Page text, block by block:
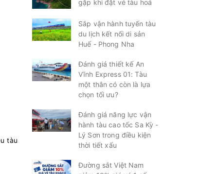
tàu
gặp khi đặt vé tàu hoả
Sắp vận hành tuyến tàu
du lịch kết nối di sản
Huế - Phong Nha
Đánh giá thiết kế An
Vĩnh Express 01: Tàu
một thân có còn là lựa
chọn tối ưu?
Đánh giá năng lực vận
hành tàu cao tốc Sa Kỳ -
Lý Sơn trong điều kiện
thời tiết xấu
Đường sắt Việt Nam